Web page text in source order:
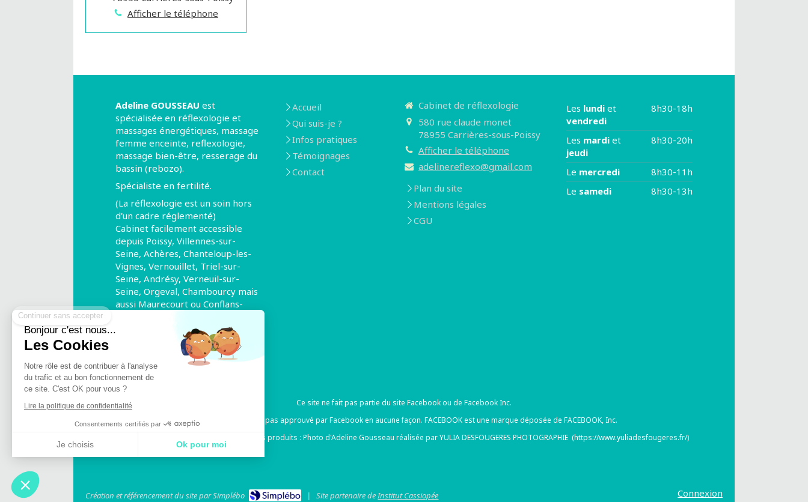
Afficher le téléphone
Adeline GOUSSEAU est
spécialisée en réflexologie et
massages énergétiques, massage
femme enceinte, reflexologie,
massage bien-être, resserage du
bassin (rebozo).
Spécialiste en fertilité.
(La réflexologie est un soin hors
d'un cadre réglementé)
Cabinet facilement accessible
depuis Poissy, Villennes-sur-
Seine, Achères, Chanteloup-les-
Vignes, Vernouillet, Triel-sur-
Seine, Andrésy, Verneuil-sur-
Seine, Orgeval, Chambourcy mais
aussi Maurecourt ou Conflans-
©2021 Cabinet de réflexologie
Prendre rendez-vous
Accueil
Qui suis-je ?
Infos pratiques
Témoignages
Contact
Cabinet de réflexologie
580 rue claude monet
78955 Carrières-sous-Poissy
Afficher le téléphone
adelinereflexo@gmail.com
Plan du site
Mentions légales
CGU
Les lundi et
vendredi
8h30-18h
Les mardi et
jeudi
8h30-20h
Le mercredi
8h30-11h
Le samedi 8h30-13h
Ce site ne fait pas partie du site Facebook ou de Facebook Inc.
En outre, ce site n'est pas approuvé par Facebook en aucune façon. FACEBOOK est une marque déposée de FACEBOOK, Inc.
Art 14 Photographie et représentation des produits : Photo d'Adeline Gousseau réalisée par YULIA DESFOUGERES PHOTOGRAPHIE (https://www.yuliadesfougeres.fr/)
Création et référencement du site par Simplébo | Site partenaire de Institut Cassiopée Connexion
Bonjour c'est nous...
Les Cookies
Notre rôle est de contribuer à l'analyse
du trafic et au bon fonctionnement de
ce site. C'est OK pour vous ?
Lire la politique de confidentialité
Consentements certifiés par
Je choisis Ok pour moi
Notre plateforme vous permet d'adapter et de gérer vos paramètres de confidentialité, en garantissant la conformité avec les réglementations. Personnalisez vos préférences pour contrôler la manière dont vos informations sont manipulées.